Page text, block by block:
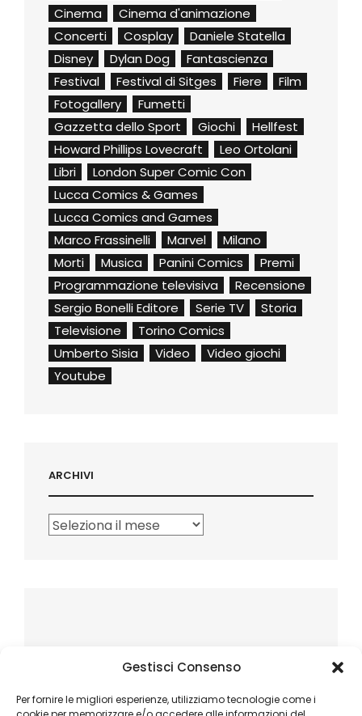
Gestisci Consenso
Per fornire le migliori esperienze, utilizziamo tecnologie come i
Cinema
Cinema d'animazione
Concerti
Cosplay
Daniele Statella
Disney
Dylan Dog
Fantascienza
Festival
Festival di Sitges Fiere
Film
Fotogallery
Fumetti
Gazzetta dello Sport
Giochi
Hellfest
Howard Phillips Lovecraft
Leo Ortolani
Libri
London Super Comic Con
Lucca Comics & Games
Lucca Comics and Games
Marco Frassinelli
Marvel
Milano
Morti
Musica Panini Comics
Premi
Programmazione televisiva
Recensione
Sergio Bonelli Editore
Serie TV
Storia
Televisione
Torino Comics
Umberto Sisia
Video
Video giochi
Youtube
ARCHIVI
Archivi